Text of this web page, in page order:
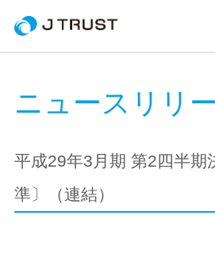
ニュースリリ
平成29年3月期 第2四半期
準〕（連結）